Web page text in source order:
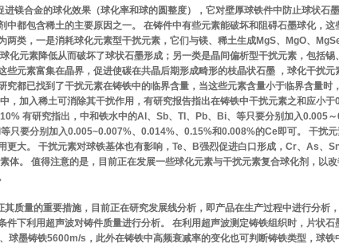
镁合金的球化效果（球化率和球的圆整度），它对壁厚球铁件中防止球状石
中都包含稀土的主要原因之一。 在铸件中有些元素能破坏和阻碍石墨球化，这
两类，一是消耗球化元素型干扰元素，它们与镁、稀土生成MgS、MgO、MgSe
化元素降低从而破坏了球状石墨形成；另一类是晶间偏析型干扰元素，包括锡
些元素富集在晶界，促进使碳在共晶后期形成畸形的枝晶状石墨 ，球化干扰元
究都已找到了干扰元素在铸铁中的临界含量，当这些元素含量小于临界含量时
，加入稀土可消除其干扰作用，有研究报告指出在铸铁中干扰元素之和应小于
有研究指出，中和铁水中的Al、Sb、TI、Pb、Bi、等只要分别加入0.005
只要分别加入0.005~0.007%、0.014%、0.15%和0.008%的Ce即可。 干扰
更大。 干扰元素对球铁基体也有影响，Te、B强烈促进白口形成，Cr、As、Sn
体。 值得注意的是，目前正在发展一些球化元素与干扰元素复合球化剂，以
质量的重要措施，目前正在研究发展线分析，即产品在生产过程中进行分析
件下利用超声波对铸件质量进行分析。 在利用超声波测定铸铁组织时，片状石
球墨铸铁5600m/s，此外在铸铁中高频衰减率的变化也可判断铸铁类型，球铁